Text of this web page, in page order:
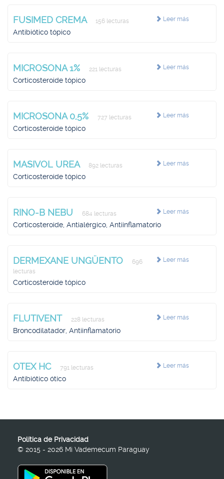
Leer más
FUSIMED CREMA 156 lecturas
Antibiótico tópico
Leer más
MICROSONA 1% 221 lecturas
Corticosteroide tópico
Leer más
MICROSONA 0,5% 727 lecturas
Corticosteroide tópico
Leer más
MASIVOL UREA 892 lecturas
Corticosteroide tópico
Leer más
RINO-B NEBU 684 lecturas
Corticosteroide, Antialérgico, Antiinflamatorio
Leer más
DERMEXANE UNGÜENTO
696
lecturas
Corticosteroide tópico
Leer más
FLUTIVENT 228 lecturas
Broncodilatador, Antiinflamatorio
Leer más
OTEX HC 791 lecturas
Antibiótico ótico
Política de Privacidad
© 2015 - 2026 Mi Vademecum Paraguay